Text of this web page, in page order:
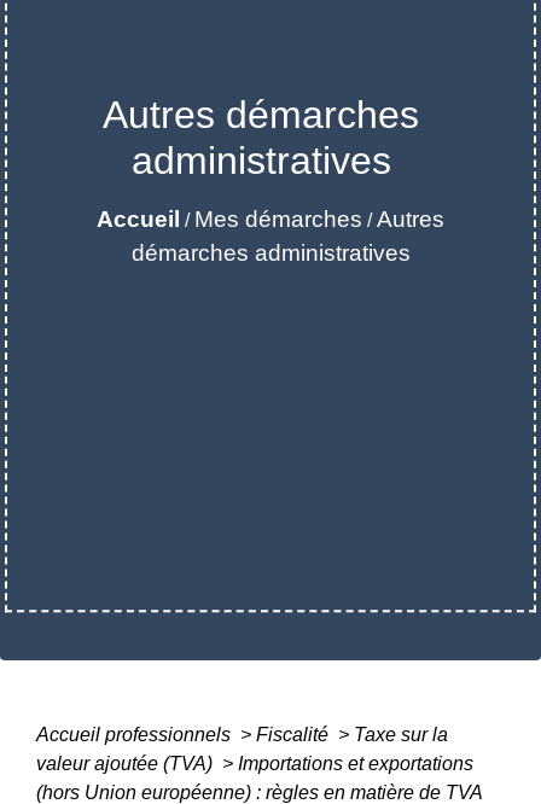
Autres démarches
administratives
Accueil / Mes démarches /Autres
démarches administratives
Accueil professionnels > Fiscalité > Taxe sur la
valeur ajoutée (TVA) > Importations et exportations
(hors Union européenne) : règles en matière de TVA